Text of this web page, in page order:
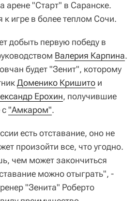
арене "Старт" в Саранске.
к игре в более теплом Сочи.
добыть первую победу в
Валерия Карпина.
будет "Зенит", которому
Доменико Кришито и
Ерохин, получившие
"Амкаром".
есть отставание, оно не
произойти все, что угодно.
чем может закончиться
можно отыграть", -
"Зенита" Роберто